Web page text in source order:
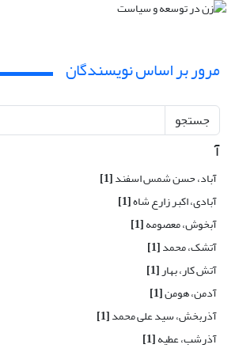
مرور بر اساس نویسندگان
جستجو
آ
آباد، حسن شمس اسفند[1]
آبادی، اکبر زارع شاه[1]
آبخوش، معصومه[1]
آتشک، محمد[1]
آتش کار، بهار[1]
آدمن، هومن[1]
آذربخش، سید علی محمد[1]
آذرشب، عطیه[1]